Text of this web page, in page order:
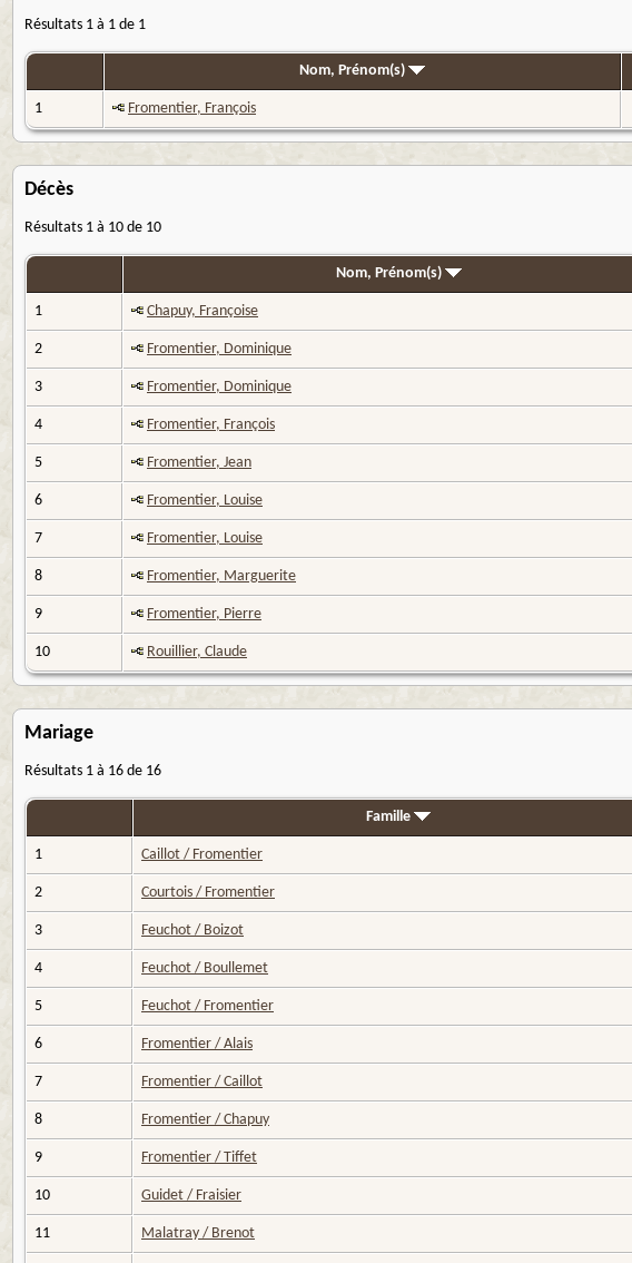
Résultats 1 à 1 de 1
Nom, Prénom(s)
1 Fromentier, François
Décès
Résultats 1 à 10 de 10
Nom, Prénom(s)
1 Chapuy, Françoise
2 Fromentier, Dominique
3 Fromentier, Dominique
4 Fromentier, François
5 Fromentier, Jean
6 Fromentier, Louise
7 Fromentier, Louise
8 Fromentier, Marguerite
9 Fromentier, Pierre
10 Rouillier, Claude
Mariage
Résultats 1 à 16 de 16
Famille
1 Caillot / Fromentier
2 Courtois / Fromentier
3 Feuchot / Boizot
4 Feuchot / Boullemet
5 Feuchot / Fromentier
6 Fromentier / Alais
7 Fromentier / Caillot
8 Fromentier / Chapuy
9 Fromentier / Tiffet
10 Guidet / Fraisier
11 Malatray / Brenot